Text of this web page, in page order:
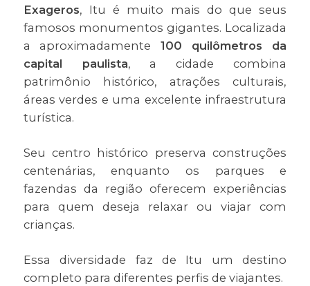
Exageros, Itu é muito mais do que seus
famosos monumentos gigantes. Localizada
a aproximadamente 100 quilômetros da
capital paulista, a cidade combina
patrimônio histórico, atrações culturais,
áreas verdes e uma excelente infraestrutura
turística.
Seu centro histórico preserva construções
centenárias, enquanto os parques e
fazendas da região oferecem experiências
para quem deseja relaxar ou viajar com
crianças.
Essa diversidade faz de Itu um destino
completo para diferentes perfis de viajantes.